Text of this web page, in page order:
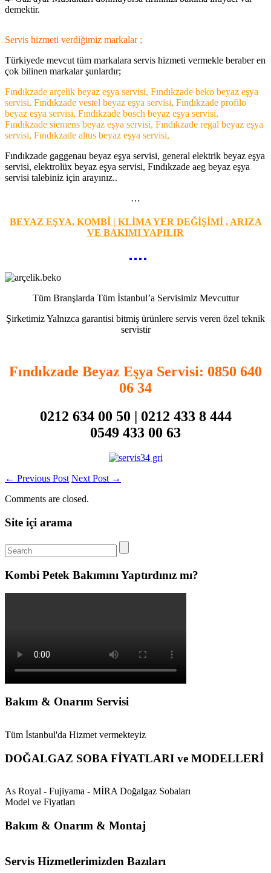
demektir.
Servis hizmeti verdiğimiz markalar ;
Türkiyede mevcut tüm markalara servis hizmeti vermekle beraber en
çok bilinen markalar şunlardır;
Fındıkzade arçelik beyaz eşya servisi, Fındıkzade beko beyaz eşya
servisi, Fındıkzade vestel beyaz eşya servisi, Fındıkzade profilo
beyaz eşya servisi, Fındıkzade bosch beyaz eşya servisi,
Fındıkzade siemens beyaz eşya servisi, Fındıkzade regal beyaz eşya
servisi, Fındıkzade altus beyaz eşya servisi,
Fındıkzade gaggenau beyaz eşya servisi, general elektrik beyaz eşya
servisi, elektrolüx beyaz eşya servisi, Fındıkzade aeg beyaz eşya
servisi talebiniz için arayınız..
…
BEYAZ EŞYA, KOMBİ | KLİMA YER DEĞİŞİMİ , ARIZA
VE BAKIMI YAPILIR
Tüm Branşlarda Tüm İstanbul’a Servisimiz Mevcuttur
Şirketimiz Yalnızca garantisi bitmiş ürünlere servis veren özel teknik
servistir
Fındıkzade Beyaz Eşya Servisi: 0850 640
06 34
0212 634 00 50 | 0212 433 8 444
0549 433 00 63
← Previous Post Next Post →
Comments are closed.
Site içi arama
Kombi Petek Bakımını Yaptırdınız mı?
Bakım & Onarım Servisi
Tüm İstanbul'da Hizmet vermekteyiz
DOĞALGAZ SOBA FİYATLARI ve MODELLERİ
As Royal - Fujiyama - MİRA Doğalgaz Sobaları
Model ve Fiyatları
Bakım & Onarım & Montaj
Servis Hizmetlerimizden Bazıları